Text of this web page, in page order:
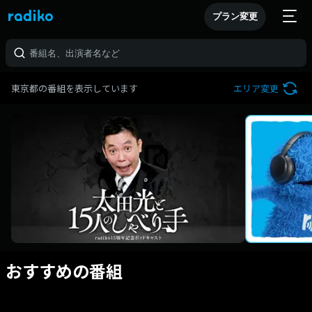
プラン変更
東京都の番組を表示しています エリア変更
おすすめの番組